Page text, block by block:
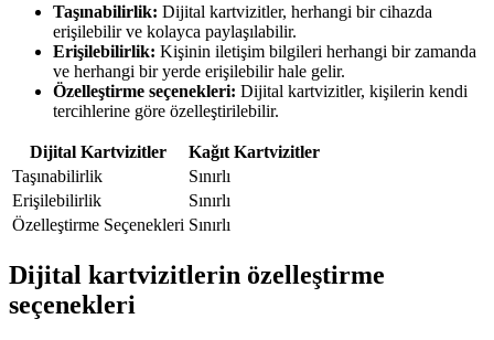
Taşınabilirlik: Dijital kartvizitler, herhangi bir cihazda
erişilebilir ve kolayca paylaşılabilir.
Erişilebilirlik: Kişinin iletişim bilgileri herhangi bir zamanda
ve herhangi bir yerde erişilebilir hale gelir.
Özelleştirme seçenekleri: Dijital kartvizitler, kişilerin kendi
tercihlerine göre özelleştirilebilir.
Dijital Kartvizitler
Kağıt Kartvizitler
Taşınabilirlik
Sınırlı
Erişilebilirlik
Sınırlı
Özelleştirme Seçenekleri Sınırlı
Dijital kartvizitlerin özelleştirme
seçenekleri